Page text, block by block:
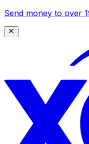
Send money to over